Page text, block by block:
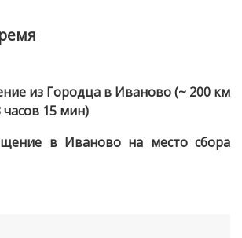
из Городца в Иваново (~ 200 км
15 мин)
в Иваново на место сбора